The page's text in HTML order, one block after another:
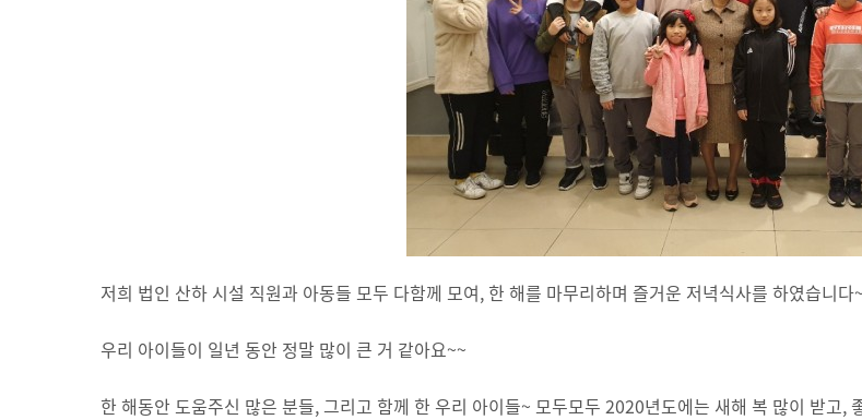
저희 법인 산하 시설 직원과 아동들 모두 다함께 모여, 한 해를 마무리하며 즐거운 저녁식사를 하였습니다
우리 아이들이 일년 동안 정말 많이 큰 거 같아요~~
한 해동안 도움주신 많은 분들, 그리고 함께 한 우리 아이들~ 모두모두 2020년도에는 새해 복 많이 받고,